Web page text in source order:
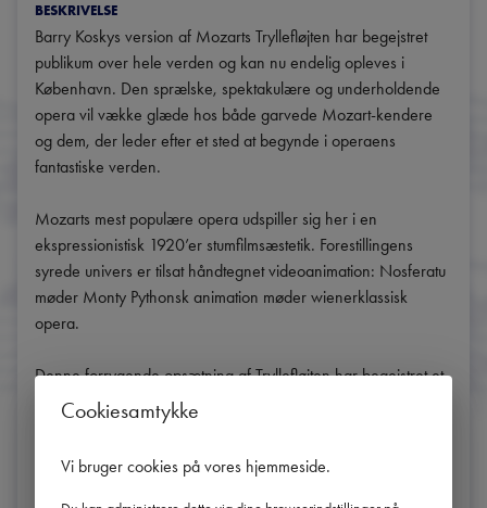
BESKRIVELSE
Barry Koskys version af Mozarts Tryllefløjten har begejstret
publikum over hele verden og kan nu endelig opleves i
København. Den sprælske, spektakulære og underholdende
opera vil vække glæde hos både garvede Mozart-kendere
og dem, der leder efter et sted at begynde i operaens
fantastiske verden.
Mozarts mest populære opera udspiller sig her i en
ekspressionistisk 1920’er stumfilmsæstetik. Forestillingens
syrede univers er tilsat håndtegnet videoanimation: Nosferatu
møder Monty Pythonsk animation møder wienerklassisk
opera.
Denne forrygende opsætning af Tryllefløjten har begejstret et
bredt publikum siden premieren på Komische Oper i Berlin,
og takket være et enestående samarbejde mellem CPH
i København.
Cookiesamtykke
Vi bruger cookies på vores hjemmeside.